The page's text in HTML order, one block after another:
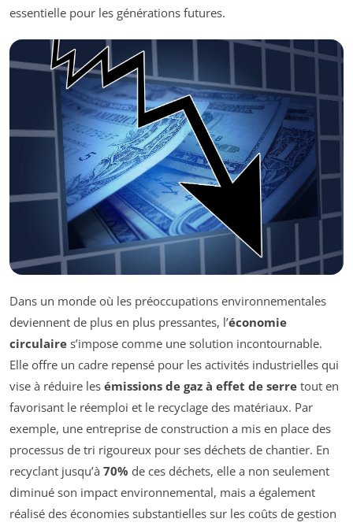
essentielle pour les générations futures.
Dans un monde où les préoccupations environnementales
deviennent de plus en plus pressantes, l’économie
circulaire s’impose comme une solution incontournable.
Elle offre un cadre repensé pour les activités industrielles qui
vise à réduire les émissions de gaz à effet de serre tout en
favorisant le réemploi et le recyclage des matériaux. Par
exemple, une entreprise de construction a mis en place des
processus de tri rigoureux pour ses déchets de chantier. En
recyclant jusqu’à 70% de ces déchets, elle a non seulement
diminué son impact environnemental, mais a également
réalisé des économies substantielles sur les coûts de gestion